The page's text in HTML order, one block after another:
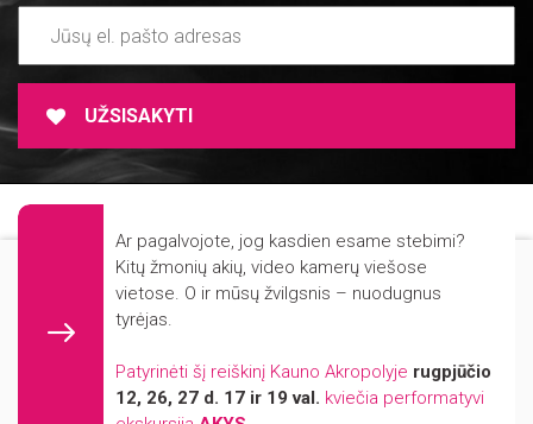
UŽSISAKYTI
ADMINISTRACINĖ INFORMACIJA
NUORODOS
REKVIZITAI
Ar pagalvojote, jog kasdien esame stebimi?
Kitų žmonių akių, video kamerų viešose
vietose. O ir mūsų žvilgsnis – nuodugnus
tyrėjas.
Patyrinėti šį reiškinį Kauno Akropolyje rugpjūčio
12, 26, 27 d. 17 ir 19 val. kviečia performatyvi
Mūsų svetainė naudoja slapukus (angl. cookies). Šie slapukai naudojami
statistikos ir rinkodaros tikslais.
Jei Jūs sutinkate, kad šiems tikslams būtų naudojami slapukai, spauskite